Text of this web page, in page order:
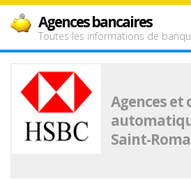
Agences bancaires
Toutes les informations de
Agences
Saint-